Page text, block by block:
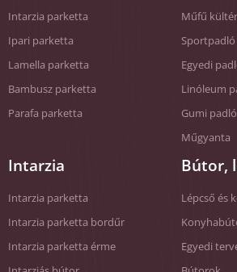
Intarzia parketta
Ipari parketta
Lamella parketta
Bambusz parketta
Parafa parketta
Műfű
Sportpadló
Egyedi
Linóleum
Gumi padló
Műgyanta
Intarzia
Intarzia parketta
Intarzia parketta bordűr
Intarzia parketta érme
Bútor,
Lépcső és
Egyedi